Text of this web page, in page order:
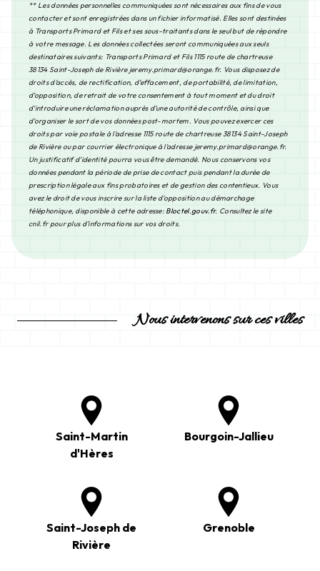
** Les données personnelles communiquées sont nécessaires aux fins de vous
contacter et sont enregistrées dans un fichier informatisé. Elles sont destinées
à Transports Primard et Fils et ses sous-traitants dans le seul but de répondre
à votre message. Les données collectées seront communiquées aux seuls
destinataires suivants: Transports Primard et Fils 1115 route de chartreuse
38134 Saint-Joseph de Rivière jeremy.primard@orange.fr. Vous disposez de
droits d’accès, de rectification, d’effacement, de portabilité, de limitation,
d’opposition, de retrait de votre consentement à tout moment et du droit
d’introduire une réclamation auprès d’une autorité de contrôle, ainsi que
d’organiser le sort de vos données post-mortem. Vous pouvez exercer ces
droits par voie postale à l'adresse 1115 route de chartreuse 38134 Saint-Joseph
de Rivière ou par courrier électronique à l'adresse jeremy.primard@orange.fr.
Un justificatif d'identité pourra vous être demandé. Nous conservons vos
données pendant la période de prise de contact puis pendant la durée de
prescription légale aux fins probatoires et de gestion des contentieux. Vous
avez le droit de vous inscrire sur la liste d'opposition au démarchage
téléphonique, disponible à cette adresse: Bloctel.gouv.fr. Consultez le site
cnil.fr pour plus d’informations sur vos droits.
Nous intervenons sur ces villes
Saint-Martin
d'Hères
Bourgoin-Jallieu
Saint-Joseph de
Rivière
Grenoble